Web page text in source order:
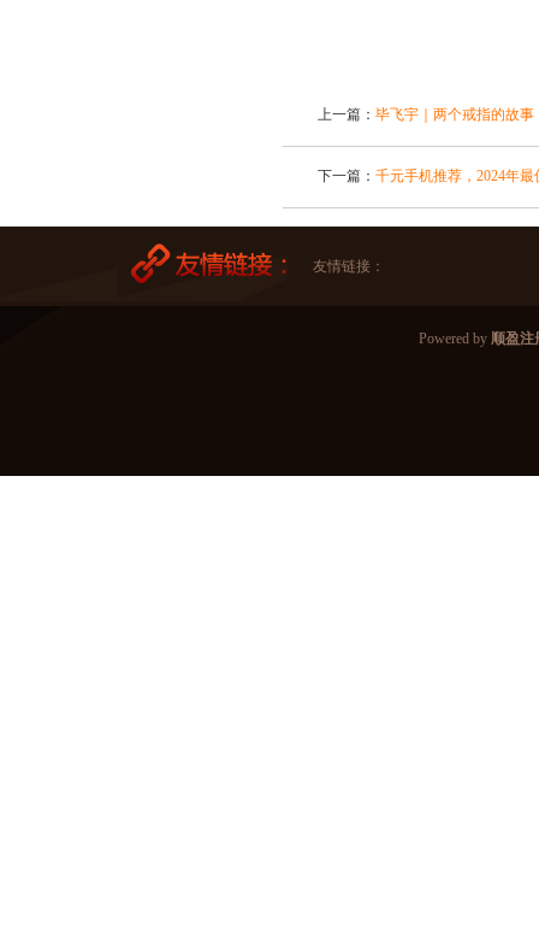
上一篇： 毕飞宇｜两个戒指的故事
下一篇： 千元手机推荐，2024年
友情链接：
Powered by 顺盈注